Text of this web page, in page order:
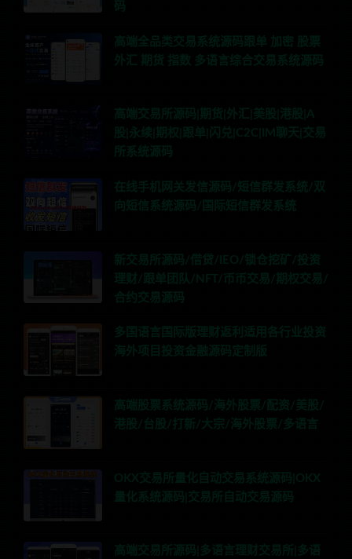
码
高端全品类交易系统源码跟单 加密 股票
外汇 期货 指数 多语言综合交易系统源码
高端交易所源码|期货|外汇|美股|港股|A
股|永续|期权|跟单|闪兑|C2C|IM聊天|交易
所系统源码
在线手机网关发信源码/短信群发系统/双
向短信系统源码/国际短信群发系统
新交易所源码/借贷/IEO/锁仓挖矿/投资
理财/跟单团队/NFT/币币交易/期权交易/
合约交易源码
多国语言国际版理财返利适用各行业投资
海外项目投资金融源码定制版
高端股票系统源码/海外股票/配资/美股/
港股/台股/打新/大宗/海外股票/多语言
OKX交易所量化自动交易系统源码|OKX
量化系统源码|交易所自动交易源码
高端交易所源码|多语言理财交易所|多语